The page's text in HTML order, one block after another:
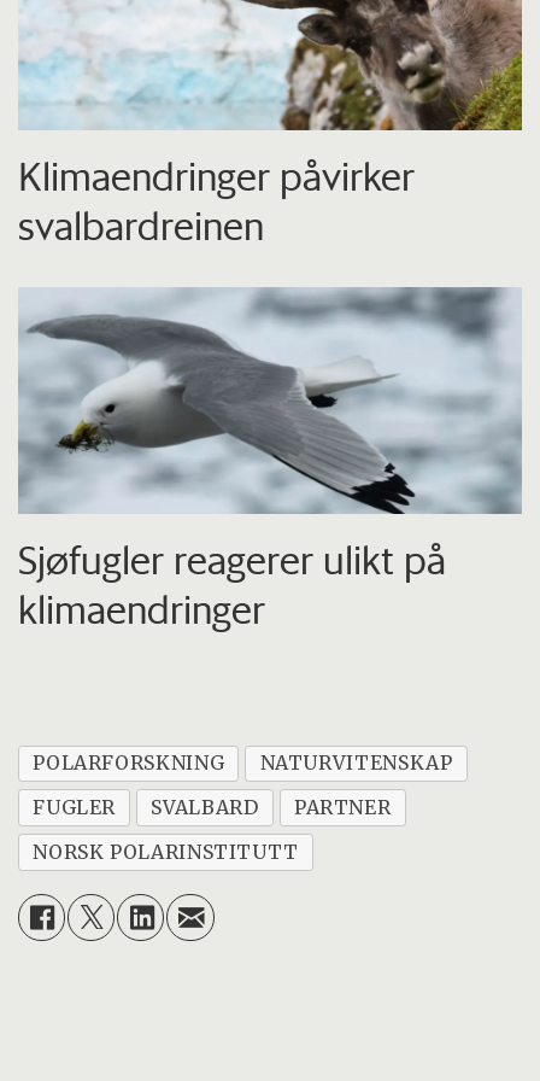
Klimaendringer påvirker
svalbardreinen
Sjøfugler reagerer ulikt på
klimaendringer
POLARFORSKNING
NATURVITENSKAP
FUGLER
SVALBARD
PARTNER
NORSK POLARINSTITUTT